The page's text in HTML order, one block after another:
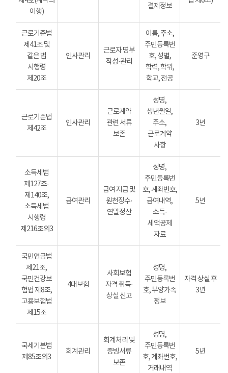
이행)
결제정보
근로기준법
제41조 및
같은 법
시행령
제20조
인사관리
근로자 명부
작성·관리
이름, 주소,
주민등록번
호, 성별,
학력, 학위,
학교, 전공
준영구
근로기준법
제42조
인사관리
근로계약
관련 서류
보존
성명,
생년월일,
주소,
근로계약
사항
3년
소득세법
제127조·
제140조,
소득세법
시행령
제216조의3
급여관리
급여 지급 및
원천징수·
연말정산
성명,
주민등록번
호, 계좌번호,
급여내역,
소득·
세액공제
자료
5년
국민연금법
제21조,
국민건강보
험법 제8조,
고용보험법
제15조
4대보험
사회보험
자격 취득·
상실 신고
성명,
주민등록번
호, 부양가족
정보
자격 상실 후
3년
국세기본법
제85조의3
회계관리
회계처리 및
증빙서류
보존
성명,
주민등록번
호, 계좌번호,
거래내역
5년